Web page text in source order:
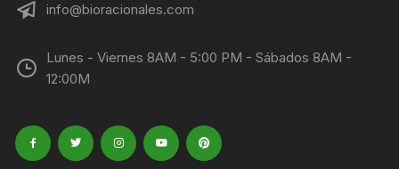
info@bioracionales.com
Lunes - Viernes 8AM - 5:00 PM - Sábados 8AM -
12:00M